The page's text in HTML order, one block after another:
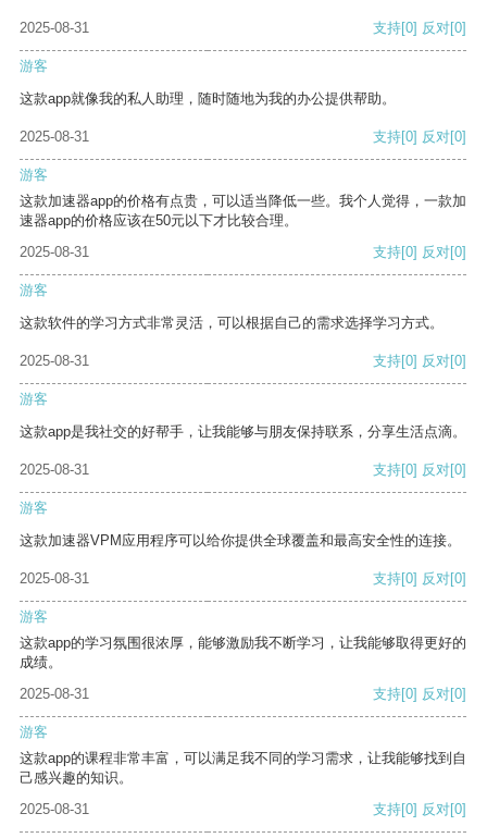
2025-08-31 支持[0] 反对[0]
游客
这款app就像我的私人助理，随时随地为我的办公提供帮助。
2025-08-31 支持[0] 反对[0]
游客
这款加速器app的价格有点贵，可以适当降低一些。我个人觉得，一款加
速器app的价格应该在50元以下才比较合理。
2025-08-31
支持[0] 反对[0]
游客
这款软件的学习方式非常灵活，可以根据自己的需求选择学习方式。
2025-08-31 支持[0] 反对[0]
游客
这款app是我社交的好帮手，让我能够与朋友保持联系，分享生活点滴。
2025-08-31 支持[0] 反对[0]
游客
这款加速器VPM应用程序可以给你提供全球覆盖和最高安全性的连接。
2025-08-31 支持[0] 反对[0]
游客
这款app的学习氛围很浓厚，能够激励我不断学习，让我能够取得更好的
成绩。
2025-08-31
支持[0] 反对[0]
游客
这款app的课程非常丰富，可以满足我不同的学习需求，让我能够找到自
己感兴趣的知识。
2025-08-31
支持[0] 反对[0]